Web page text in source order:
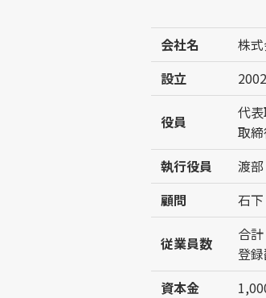
会社名
株
設立
役員
代
取
執行役員
渡
顧問
石
従業員数
合
登
資本金